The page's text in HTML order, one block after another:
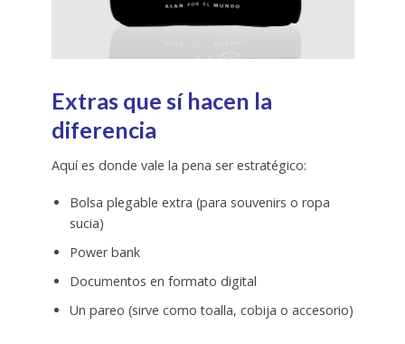
Extras que sí hacen la
diferencia
Aquí es donde vale la pena ser estratégico:
Bolsa plegable extra (para souvenirs o ropa
sucia)
Power bank
Documentos en formato digital
Un pareo (sirve como toalla, cobija o accesorio)